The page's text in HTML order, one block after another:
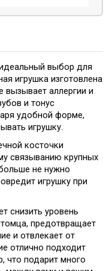
выбор для
игрушка изготовлена
вызывает аллергии и
и тонус
удобной форме,
игрушку.
косточки
связыванию крупных
не нужно
игрушку при
снизить уровень
предотвращает
и отвлекает от
отлично подходит
что подарит много